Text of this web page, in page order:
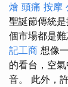
燴 頭痛 按摩
聖誕節傳統
個市場都是
記工商 想像
的看台，空
音。 此外，